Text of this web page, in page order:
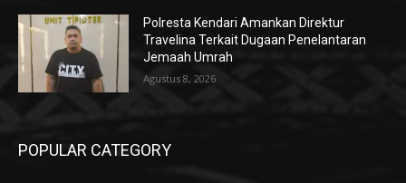
Polresta Kendari Amankan Direktur
Travelina Terkait Dugaan Penelantaran
Jemaah Umrah
Agustus 8, 2026
POPULAR CATEGORY